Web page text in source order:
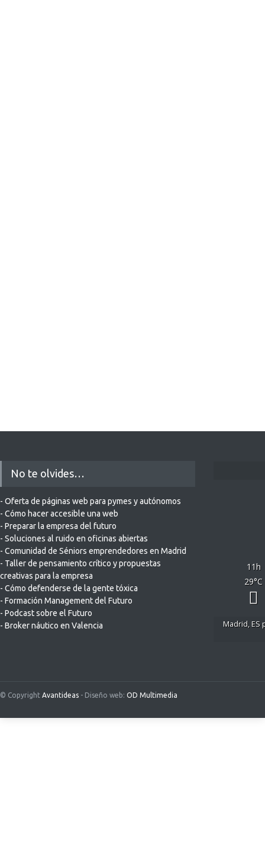
No te olvides…
- Oferta de páginas web para pymes y autónomos
- Cómo hacer accesible una web
- Preparar la empresa del futuro
- Soluciones al ruido en oficinas abiertas
- Comunidad de Séniors emprendedores en Madrid
- Taller de pensamiento crítico y propuestas
creativas para la empresa
- Cómo defenderse de la gente tóxica
- Formación Management del Futuro
- Podcast sobre el Futuro
- Broker náutico en Valencia
11h
29°C
Madrid, ES
© Copyright Avantideas - Diseño web: OD Multimedia